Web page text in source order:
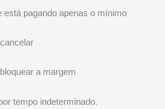
está pagando apenas o mínimo
a margem
tempo indeterminado.